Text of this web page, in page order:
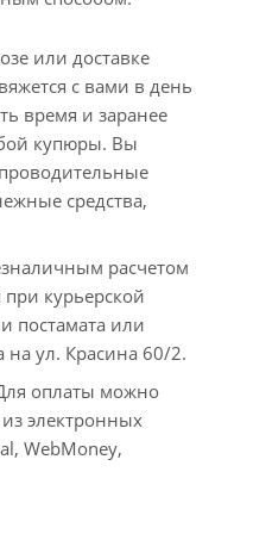
или доставке
с вами в день
время и заранее
купюры. Вы
средства,
расчетом
курьерской
постамата или
на ул. Красина 60/2.
оплаты можно
электронных
WebMoney,